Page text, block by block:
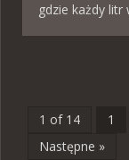
gdzie każdy litr
1 of 14 1
Następne »